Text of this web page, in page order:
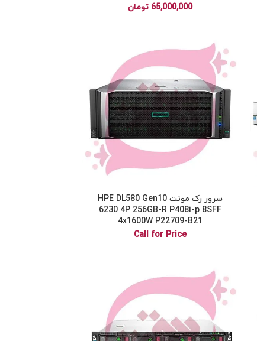
65,000,000 تومان
سرور رک مونت HPE DL580 Gen10
6230 4P 256GB-R P408i-p 8SFF
4x1600W P22709-B21
Call for Price